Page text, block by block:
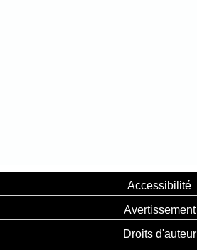
Accessibilité
Avertissement
Droits d'auteur